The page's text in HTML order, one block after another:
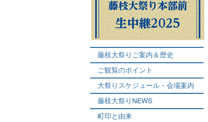
藤枝大祭りご案内＆歴史
ご観覧のポイント
大祭りスケジュール・会場案内
藤枝大祭りNEWS
町印と由来
藤枝大祭り本部前
生中継2025